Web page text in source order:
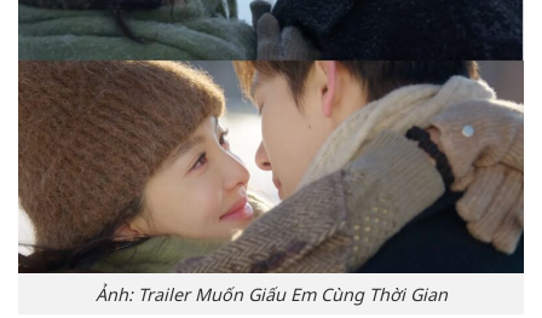
Ảnh: Trailer Muốn Giấu Em Cùng Thời Gian